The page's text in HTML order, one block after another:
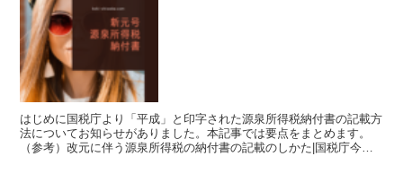
はじめに国税庁より「平成」と印字された源泉所得税納付書の記載方
法についてお知らせがありました。本記事では要点をまとめます。
（参考）改元に伴う源泉所得税の納付書の記載のしかた|国税庁今持